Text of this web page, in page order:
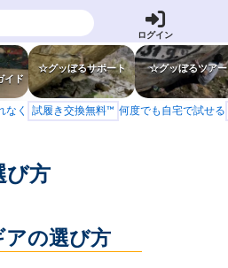
ログイン
イド
☆グッぼるサポート ☆グッぼるツアー
なく 試履き交換無料™ 何度でも自宅で試せる
び方
の選び方